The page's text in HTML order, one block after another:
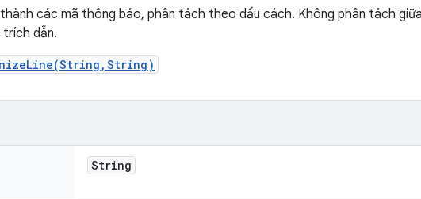
các mã thông báo, phân tách theo dấu cách. Không phân tách
dẫn.
String